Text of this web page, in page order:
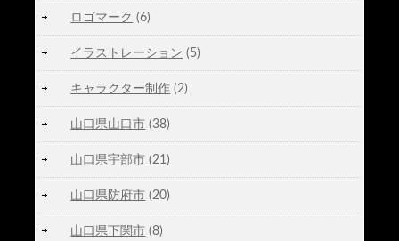
ロゴマーク (6)
イラストレーション (5)
キャラクター制作 (2)
山口県山口市 (38)
山口県宇部市 (21)
山口県防府市 (20)
山口県下関市 (8)